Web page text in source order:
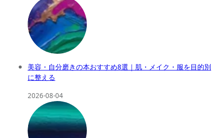
美容・自分磨きの本おすすめ8選｜肌・メイク・服を目的別
に整える
2026-08-04